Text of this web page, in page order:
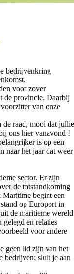
bedrijvenkring
voor zover
de provincie. Daarbij
van onze
de raad, mooi dat jullie
ons hier vanavond !
is op een
naar het jaar dat weer
sector. Er zijn
de totstandkoming
Maritime begint een
op Europort in
de maritieme wereld
gelegd en relaties
voor andere
geen lid zijn van het
bedrijven; sluit je aan